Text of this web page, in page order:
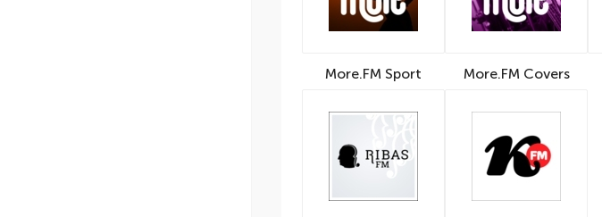
More.FM Sport More.FM Covers